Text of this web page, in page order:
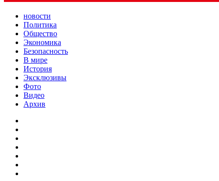
новости
Политика
Общество
Экономика
Безопасность
В мире
История
Эксклюзивы
Фото
Видео
Архив